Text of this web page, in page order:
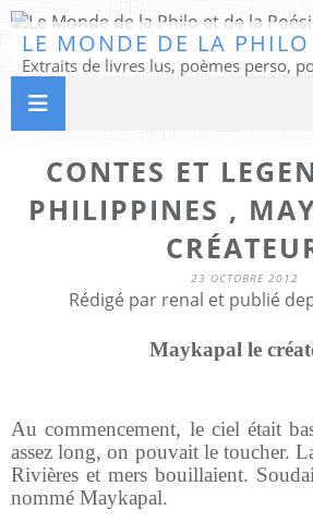
CONTES ET
PHILIPPINES ,
23 OCTOBRE 2012
Rédigé par renal et publié
Maykapal le
Au commencement, le ciel était
assez long, on pouvait le toucher.
Rivières et mers bouillaient.
nommé Maykapal.